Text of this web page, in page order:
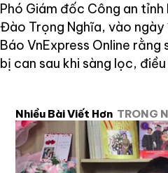
Phó Giám đốc Công an
Đào Trọng Nghĩa, vào ngày
Báo VnExpress Online rằng
bị can sau khi sàng lọc,
Nhiều Bài Viết Hơn TRONG